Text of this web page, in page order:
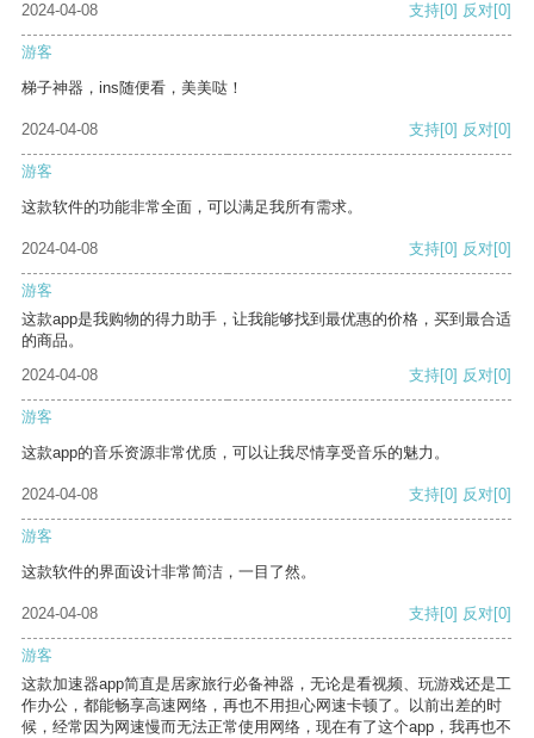
2024-04-08 支持[0] 反对[0]
游客
梯子神器，ins随便看，美美哒！
2024-04-08 支持[0] 反对[0]
游客
这款软件的功能非常全面，可以满足我所有需求。
2024-04-08 支持[0] 反对[0]
游客
这款app是我购物的得力助手，让我能够找到最优惠的价格，买到最合适
的商品。
2024-04-08
支持[0] 反对[0]
游客
这款app的音乐资源非常优质，可以让我尽情享受音乐的魅力。
2024-04-08 支持[0] 反对[0]
游客
这款软件的界面设计非常简洁，一目了然。
2024-04-08 支持[0] 反对[0]
游客
这款加速器app简直是居家旅行必备神器，无论是看视频、玩游戏还是工
作办公，都能畅享高速网络，再也不用担心网速卡顿了。以前出差的时
候，经常因为网速慢而无法正常使用网络，现在有了这个app，我再也不